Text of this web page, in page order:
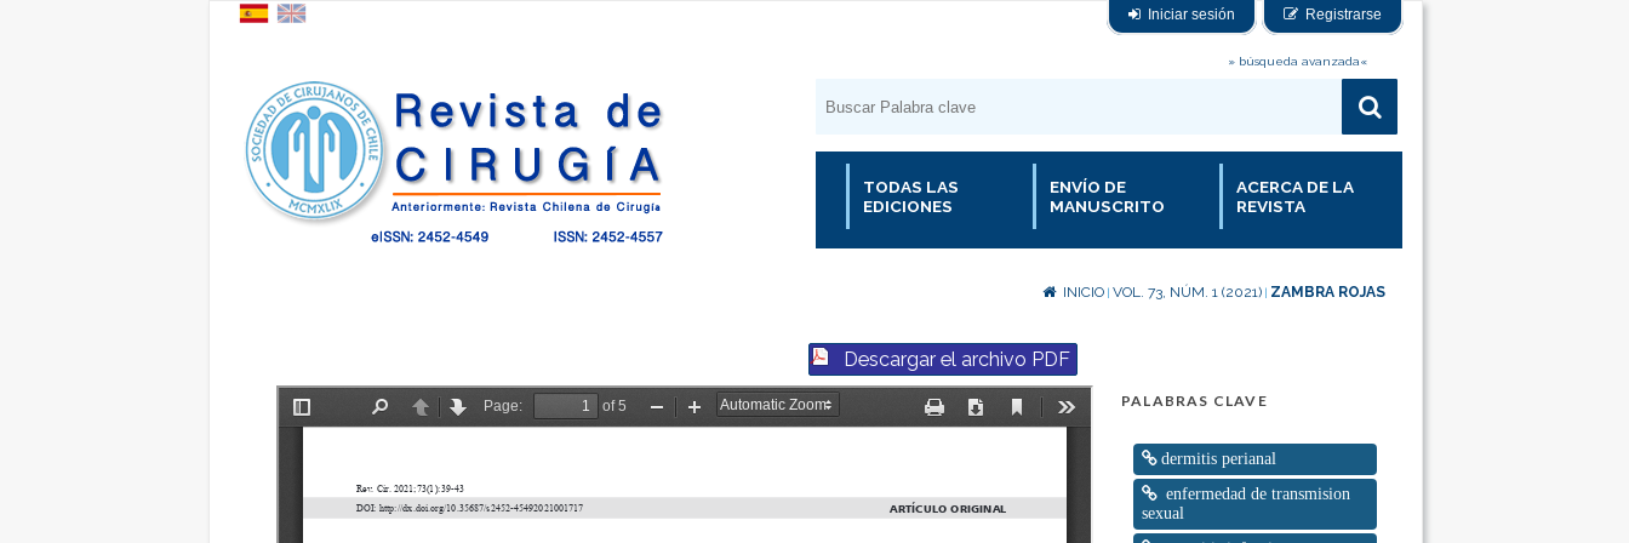
Iniciar sesión Registrarse
» búsqueda avanzada«
TODAS LAS
EDICIONES
ENVÍO DE
MANUSCRITO
ACERCA DE LA
REVISTA
INICIO VOL. 73, NÚM. 1 (2021) ZAMBRA ROJAS
PALABRAS CLAVE
dermitis perianal
enfermedad de transmision
sexual
Descargar el archivo PDF